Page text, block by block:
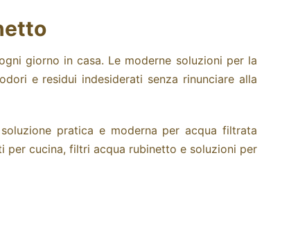
giorno in casa. Le moderne soluzioni per la
e residui indesiderati senza rinunciare alla
pratica e moderna per acqua filtrata
per cucina, filtri acqua rubinetto e soluzioni per